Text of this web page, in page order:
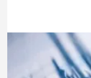
Aktif faylar. Bu sıcak
depremlerin sık olması,
çıkmasında bir etken
Gündem